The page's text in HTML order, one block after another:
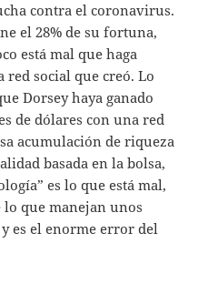
contra el coronavirus.
el 28% de su fortuna,
está mal que haga
red social que creó. Lo
Dorsey haya ganado
de dólares con una red
acumulación de riqueza
basada en la bolsa,
es lo que está mal,
lo que manejan unos
es el enorme error del